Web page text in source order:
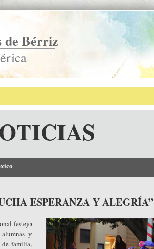
de Bérriz
ESPERANZA Y ALEGRÍA”
festejo
y
de familia,